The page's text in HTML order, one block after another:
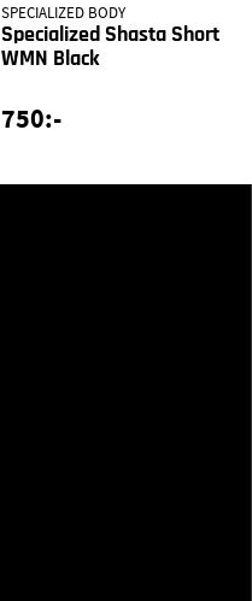
SPECIALIZED BODY
Specialized Shasta Short
WMN Black
750:-